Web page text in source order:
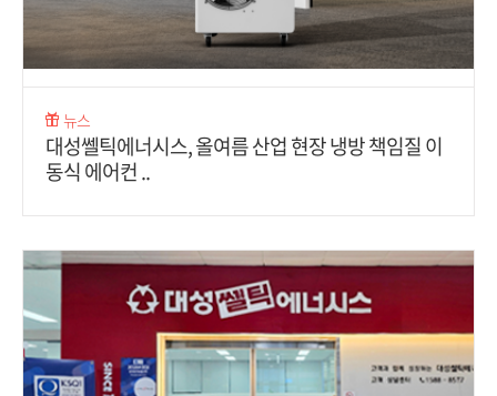
뉴스
대성쎌틱에너시스, 올여름 산업 현장 냉방 책임질 이
동식 에어컨 ..